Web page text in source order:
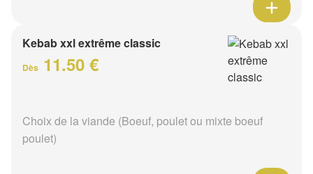
Kebab xxl extrême classic
Dès 11.50 €
Choix de la viande (Boeuf, poulet ou mixte boeuf
poulet)